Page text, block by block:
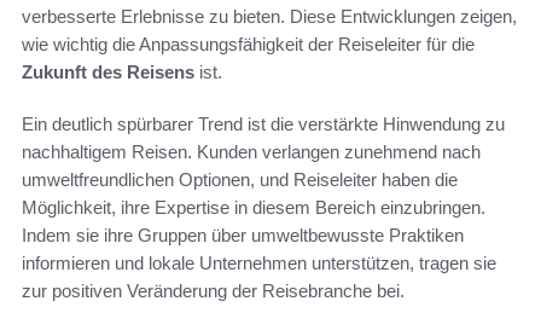
verbesserte Erlebnisse zu bieten. Diese Entwicklungen zeigen,
wie wichtig die Anpassungsfähigkeit der Reiseleiter für die
Zukunft des Reisens ist.
Ein deutlich spürbarer Trend ist die verstärkte Hinwendung zu
nachhaltigem Reisen. Kunden verlangen zunehmend nach
umweltfreundlichen Optionen, und Reiseleiter haben die
Möglichkeit, ihre Expertise in diesem Bereich einzubringen.
Indem sie ihre Gruppen über umweltbewusste Praktiken
informieren und lokale Unternehmen unterstützen, tragen sie
zur positiven Veränderung der Reisebranche bei.